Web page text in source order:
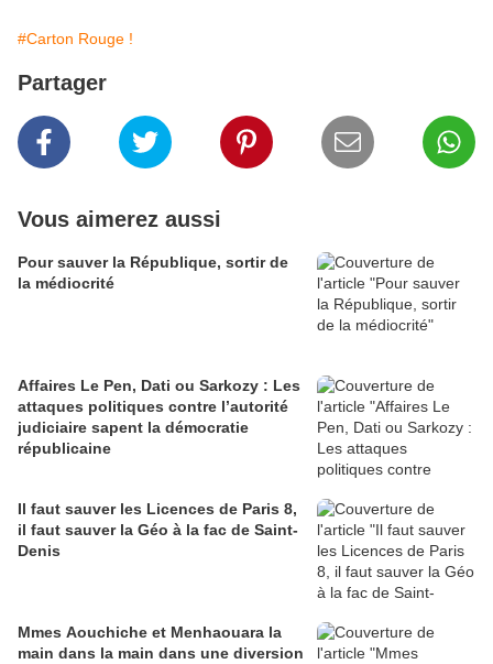
#Carton Rouge !
Partager
Vous aimerez aussi
Pour sauver la République, sortir de
la médiocrité
Affaires Le Pen, Dati ou Sarkozy : Les
attaques politiques contre l’autorité
judiciaire sapent la démocratie
républicaine
Il faut sauver les Licences de Paris 8,
il faut sauver la Géo à la fac de Saint-
Denis
Mmes Aouchiche et Menhaouara la
main dans la main dans une diversion